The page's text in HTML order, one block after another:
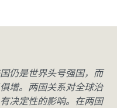
仍是世界头号强国，而
增。两国关系对全球治
决定性的影响。在两国